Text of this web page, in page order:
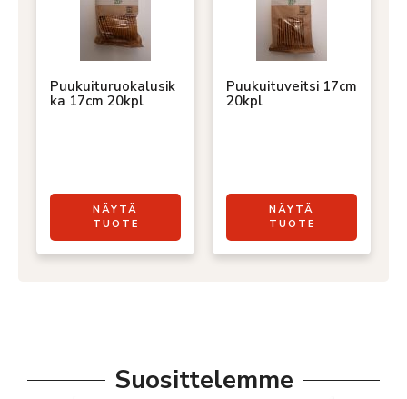
Puukuituruokalusik
ka 17cm 20kpl
NÄYTÄ
TUOTE
Puukuituveitsi 17cm
20kpl
NÄYTÄ
TUOTE
Suosittelemme